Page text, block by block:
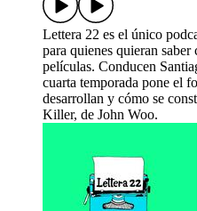
Lettera 22 es el único
para quienes quieran
películas. Conducen
cuarta temporada pone el
desarrollan y cómo se
Killer, de John Woo.